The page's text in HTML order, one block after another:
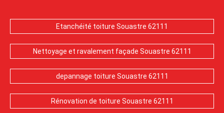
Etanchéité toiture Souastre 62111
Nettoyage et ravalement façade Souastre 62111
depannage toiture Souastre 62111
Rénovation de toiture Souastre 62111